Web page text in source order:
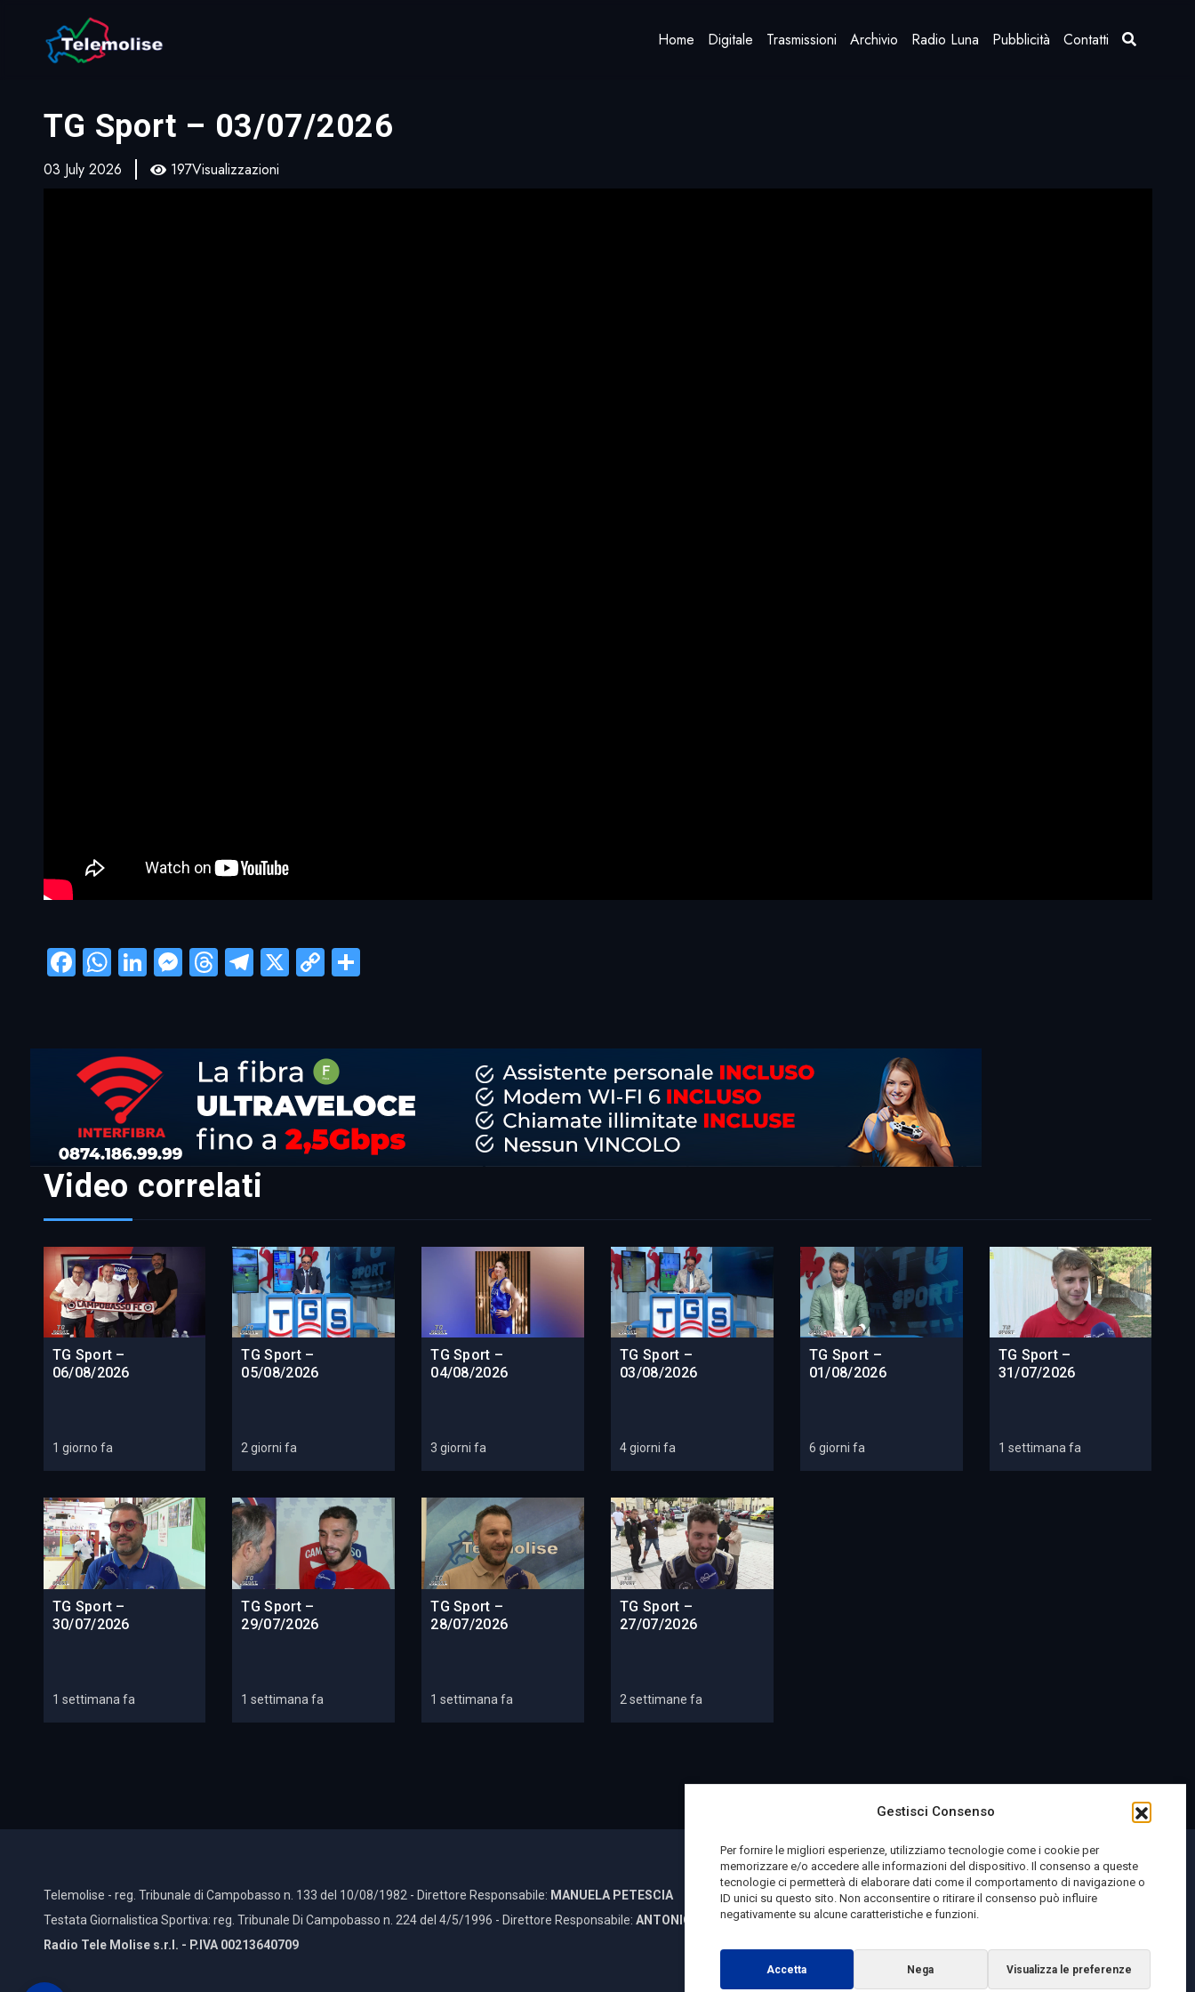
Gestisci Consenso
Per fornire le migliori esperienze, utilizziamo tecnologie come i cookie per
memorizzare e/o accedere alle informazioni del dispositivo. Il consenso a queste
tecnologie ci permetterà di elaborare dati come il comportamento di navigazione o
ID unici su questo sito. Non acconsentire o ritirare il consenso può influire
negativamente su alcune caratteristiche e funzioni.
Accetta Nega Visualizza le preferenze
Home Digitale Trasmissioni Archivio Radio Luna Pubblicità Contatti
TG Sport – 03/07/2026
03 July 2026 197Visualizzazioni
Facebook
WhatsApp
LinkedIn
Messenger
Threads
Telegram
X CopyCondividi
Video correlati
TG Sport –
06/08/2026
1 giorno fa
TG Sport –
05/08/2026
2 giorni fa
TG Sport –
04/08/2026
3 giorni fa
TG Sport –
03/08/2026
4 giorni fa
TG Sport –
01/08/2026
6 giorni fa
TG Sport –
31/07/2026
1 settimana fa
TG Sport –
30/07/2026
1 settimana fa
TG Sport –
29/07/2026
1 settimana fa
TG Sport –
28/07/2026
1 settimana fa
TG Sport –
27/07/2026
2 settimane fa
Telemolise - reg. Tribunale di Campobasso n. 133 del 10/08/1982 - Direttore Responsabile: MANUELA PETESCIA
Testata Giornalistica Sportiva: reg. Tribunale Di Campobasso n. 224 del 4/5/1996 - Direttore Responsabile: ANTONIO DI LALLO
Radio Tele Molise s.r.l. - P.IVA 00213640709